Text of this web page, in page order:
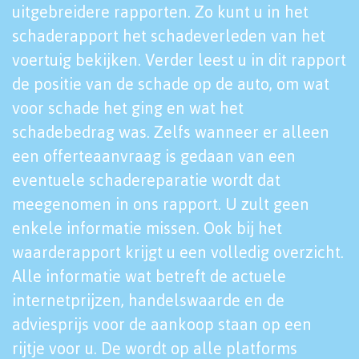
uitgebreidere rapporten. Zo kunt u in het
schaderapport het schadeverleden van het
voertuig bekijken. Verder leest u in dit rapport
de positie van de schade op de auto, om wat
voor schade het ging en wat het
schadebedrag was. Zelfs wanneer er alleen
een offerteaanvraag is gedaan van een
eventuele schadereparatie wordt dat
meegenomen in ons rapport. U zult geen
enkele informatie missen. Ook bij het
waarderapport krijgt u een volledig overzicht.
Alle informatie wat betreft de actuele
internetprijzen, handelswaarde en de
adviesprijs voor de aankoop staan op een
rijtje voor u. De wordt op alle platforms